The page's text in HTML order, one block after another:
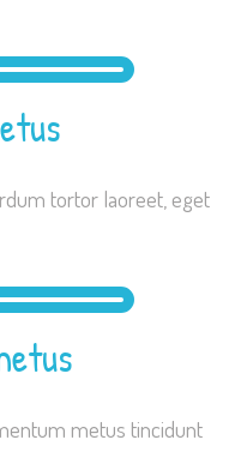
tortor laoreet, eget
metus tincidunt